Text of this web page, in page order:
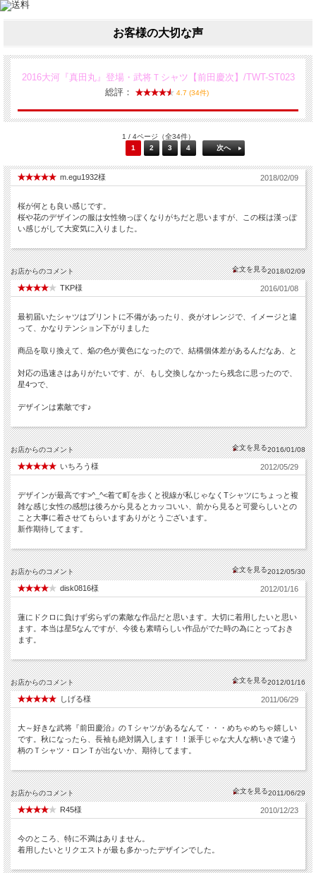
お客様の大切な声
2016大河『真田丸』登場・武将Ｔシャツ【前田慶次】/TWT-ST023
総評：
4.7 (34件)
1 / 4ページ（全34件）
1
2 3 4 次へ
m.egu1932様 2018/02/09
桜が何とも良い感じです。
桜や花のデザインの服は女性物っぽくなりがちだと思いますが、この桜は漢っぽ
い感じがして大変気に入りました。
お店からのコメント 2018/02/09
TKP様 2016/01/08
最初届いたシャツはプリントに不備があったり、炎がオレンジで、イメージと違
って、かなりテンション下がりました
商品を取り換えて、焔の色が黄色になったので、結構個体差があるんだなあ、と
対応の迅速さはありがたいです、が、もし交換しなかったら残念に思ったので、
星4つで、
デザインは素敵です♪
お店からのコメント 2016/01/08
いちろう様 2012/05/29
デザインが最高です>^_^<着て町を歩くと視線が私じゃなくTシャツにちょっと複
雑な感じ女性の感想は後ろから見るとカッコいい、前から見ると可愛らしいとの
こと大事に着させてもらいますありがとうございます。
新作期待してます。
お店からのコメント 2012/05/30
disk0816様 2012/01/16
蓮にドクロに負けず劣らずの素敵な作品だと思います。大切に着用したいと思い
ます。本当は星5なんですが、今後も素晴らしい作品がでた時の為にとっておき
ます。
お店からのコメント 2012/01/16
しげる様 2011/06/29
大～好きな武将『前田慶治』のＴシャツがあるなんて・・・めちゃめちゃ嬉しい
です。秋になったら、長袖も絶対購入します！！派手じゃな大人な柄いきで違う
柄のＴシャツ・ロンＴが出ないか、期待してます。
お店からのコメント 2011/06/29
R45様 2010/12/23
今のところ、特に不満はありません。
着用したいとリクエストが最も多かったデザインでした。